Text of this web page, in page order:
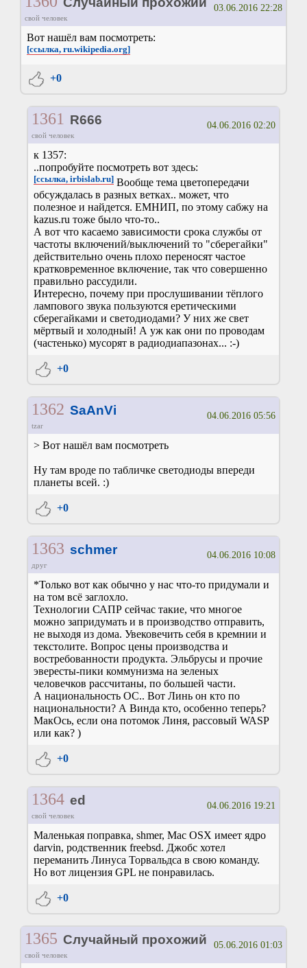
свой человек
03.06.2016 22:28
Вот нашёл вам посмотреть:
[ссылка, ru.wikipedia.org]
+0
1361 R666
свой человек
04.06.2016 02:20
к 1357:
..попробуйте посмотреть вот здесь:
[ссылка, irbislab.ru] Вообще тема цветопередачи
обсуждалась в разных ветках.. может, что
полезное и найдется. ЕМНИП, по этому сабжу на
kazus.ru тоже было что-то..
А вот что касаемо зависимости срока службы от
частоты включений/выключений то "сберегайки"
действительно очень плохо переносят частое
кратковременное включение, так что совершенно
правильно рассудили.
Интересно, почему при прослушивании тёплого
лампового звука пользуются еретическими
сберегайками и светодиодами? У них же свет
мёртвый и холодный! А уж как они по проводам
(частенько) мусорят в радиодиапазонах... :-)
+0
1362 SaAnVi
tzar
04.06.2016 05:56
> Вот нашёл вам посмотреть
Ну там вроде по табличке светодиоды впереди
планеты всей. :)
+0
1363 schmer
друг
04.06.2016 10:08
*Только вот как обычно у нас что-то придумали и
на том всё заглохло.
Технологии САПР сейчас такие, что многое
можно запридумать и в производство отправить,
не выходя из дома. Увековечить себя в кремнии и
текстолите. Вопрос цены производства и
востребованности продукта. Эльбрусы и прочие
эвересты-пики коммунизма на зеленых
человечков рассчитаны, по большей части.
А национальность ОС.. Вот Линь он кто по
национальности? А Винда кто, особенно теперь?
МакОсь, если она потомок Линя, рассовый WASP
или как? )
+0
1364 ed
свой человек
04.06.2016 19:21
Маленькая поправка, shmer, Mac OSX имеет ядро
darvin, родственник freebsd. Джобс хотел
переманить Линуса Торвальдса в свою команду.
Но вот лицензия GPL не понравилась.
+0
1365 Случайный прохожий
свой человек
05.06.2016 01:03